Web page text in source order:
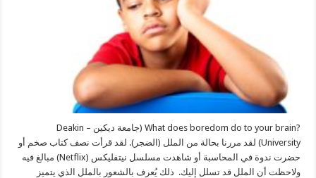
?What does boredom do to your brain (جامعة ديكين – Deakin
University) لقد مررنا بحالة من الملل (الضجر). لقد قرأت نصف كتاب صخم أو
حضرت ندوة في المحاسبة أو شاهدت مسلسل نيتفليكس (Netflix) مبالغ فيه
ولاحظت أن الملل قد تسلل إليك. ذلك يُعرف بالشعور بالملل الذي يتميز